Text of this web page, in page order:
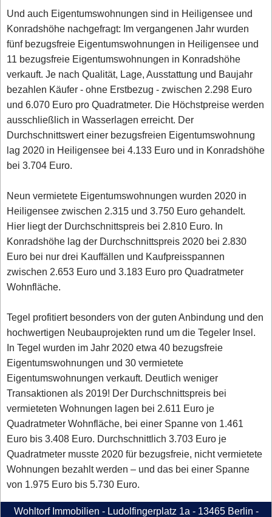
Und auch Eigentumswohnungen sind in Heiligensee und
Konradshöhe nachgefragt: Im vergangenen Jahr wurden
fünf bezugsfreie Eigentumswohnungen in Heiligensee und
11 bezugsfreie Eigentumswohnungen in Konradshöhe
verkauft. Je nach Qualität, Lage, Ausstattung und Baujahr
bezahlen Käufer - ohne Erstbezug - zwischen 2.298 Euro
und 6.070 Euro pro Quadratmeter. Die Höchstpreise werden
ausschließlich in Wasserlagen erreicht. Der
Durchschnittswert einer bezugsfreien Eigentumswohnung
lag 2020 in Heiligensee bei 4.133 Euro und in Konradshöhe
bei 3.704 Euro.
Neun vermietete Eigentumswohnungen wurden 2020 in
Heiligensee zwischen 2.315 und 3.750 Euro gehandelt.
Hier liegt der Durchschnittspreis bei 2.810 Euro. In
Konradshöhe lag der Durchschnittspreis 2020 bei 2.830
Euro bei nur drei Kauffällen und Kaufpreisspannen
zwischen 2.653 Euro und 3.183 Euro pro Quadratmeter
Wohnfläche.
Tegel profitiert besonders von der guten Anbindung und den
hochwertigen Neubauprojekten rund um die Tegeler Insel.
In Tegel wurden im Jahr 2020 etwa 40 bezugsfreie
Eigentumswohnungen und 30 vermietete
Eigentumswohnungen verkauft. Deutlich weniger
Transaktionen als 2019! Der Durchschnittspreis bei
vermieteten Wohnungen lagen bei 2.611 Euro je
Quadratmeter Wohnfläche, bei einer Spanne von 1.461
Euro bis 3.408 Euro. Durchschnittlich 3.703 Euro je
Quadratmeter musste 2020 für bezugsfreie, nicht vermietete
Wohnungen bezahlt werden – und das bei einer Spanne
von 1.975 Euro bis 5.730 Euro.
Wohltorf Immobilien - Ludolfingerplatz 1a - 13465 Berlin -